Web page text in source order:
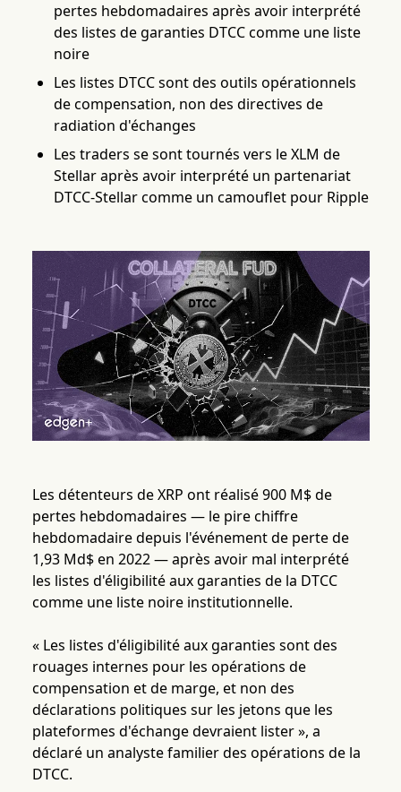
pertes hebdomadaires après avoir interprété
des listes de garanties DTCC comme une liste
noire
Les listes DTCC sont des outils opérationnels
de compensation, non des directives de
radiation d'échanges
Les traders se sont tournés vers le XLM de
Stellar après avoir interprété un partenariat
DTCC-Stellar comme un camouflet pour Ripple
Les détenteurs de XRP ont réalisé 900 M$ de
pertes hebdomadaires — le pire chiffre
hebdomadaire depuis l'événement de perte de
1,93 Md$ en 2022 — après avoir mal interprété
les listes d'éligibilité aux garanties de la DTCC
comme une liste noire institutionnelle.
« Les listes d'éligibilité aux garanties sont des
rouages internes pour les opérations de
compensation et de marge, et non des
déclarations politiques sur les jetons que les
plateformes d'échange devraient lister », a
déclaré un analyste familier des opérations de la
DTCC.